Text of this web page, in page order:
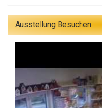
Ausstellung Besuchen